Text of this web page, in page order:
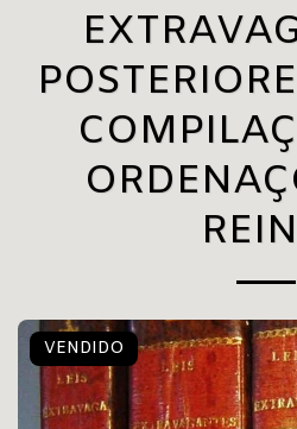
VENDIDO